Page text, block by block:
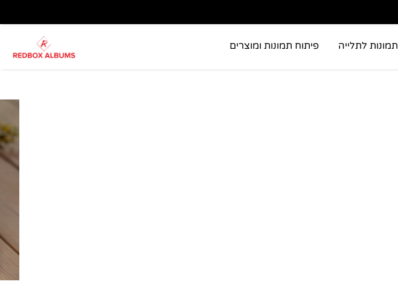
תמונות לתלייה פיתוח תמונות ומוצרים